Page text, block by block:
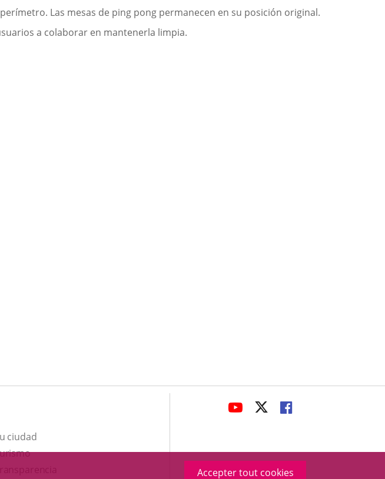
Accepter tout cookies
Las mesas de ping pong permanecen en su posición original.
a colaborar en mantenerla limpia.
ciudad
Este
ENLACE
APLICACIÓN
EXTERNA.
ENLACE
APLICACIÓN
EXTERNA.
ENLACE
APLICACIÓN
EXTERNA.